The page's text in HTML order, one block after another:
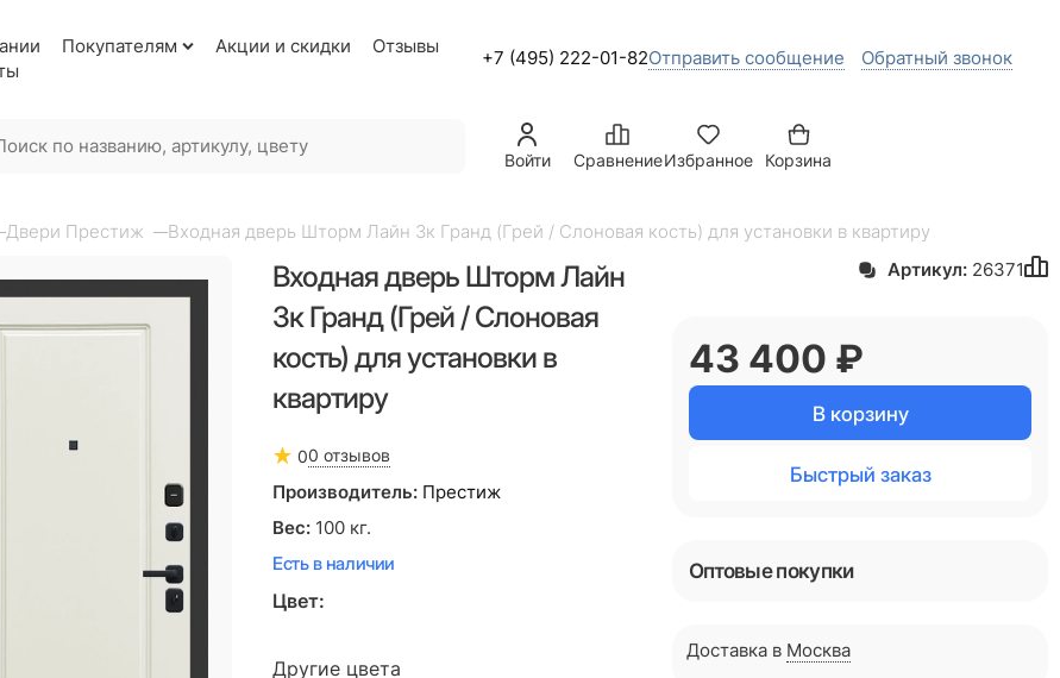
Покупателям Акции и скидки
Отзывы
+7 (495) 222-01-82Отправить сообщение Обратный звонок
Войти СравнениеИзбранное Корзина
Двери Престиж Входная дверь Шторм Лайн 3к Гранд (Грей / Слоновая кость) для установки в квартиру
Входная дверь Шторм Лайн
3к Гранд (Грей / Слоновая
кость) для установки в
квартиру
00 отзывов
Производитель: Престиж
Вес: 100 кг.
Есть в наличии
Цвет:
Другие цвета
Артикул: 26371
43 400 ₽
В корзину
Быстрый заказ
Оптовые покупки
Доставка в Москва